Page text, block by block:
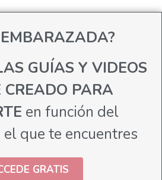
GUÍAS Y VIDEOS
CREADO PARA
en función del
que te encuentres
GRATIS